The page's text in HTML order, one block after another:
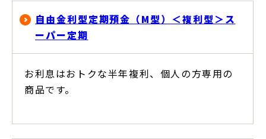
自由金利型定期預金（M型）＜複利型＞ス
ーパー定期
お利息はおトクな半年複利、個人の方専用の
商品です。